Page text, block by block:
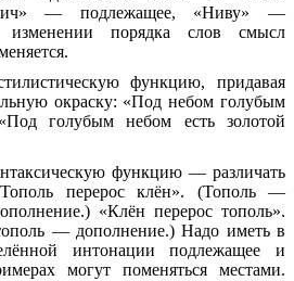
— подлежащее, «Ниву» —
порядка слов смысл
функцию, придавая
окраску: «Под небом голубым
голубым небом есть золотой
функцию — различать
перерос клён». (Тополь —
«Клён перерос тополь».
— дополнение.) Надо иметь в
интонации подлежащее и
могут поменяться местами.